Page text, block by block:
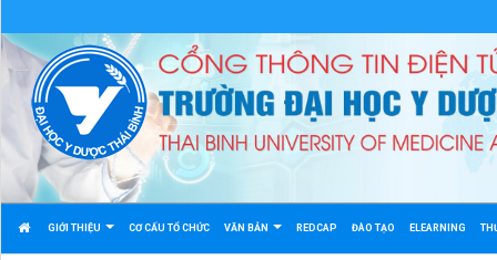
GIỚI THIỆU CƠ CẤU TỔ CHỨC VĂN BẢN REDCAP ĐÀO TẠO ELEARNING